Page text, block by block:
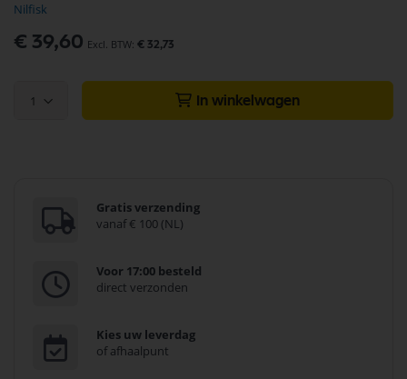
Nilfisk
€ 39,60 € 32,73
1 In winkelwagen
Gratis verzending
vanaf € 100 (NL)
Voor 17:00 besteld
direct verzonden
Kies uw leverdag
of afhaalpunt
van
de
afbeeldingen-